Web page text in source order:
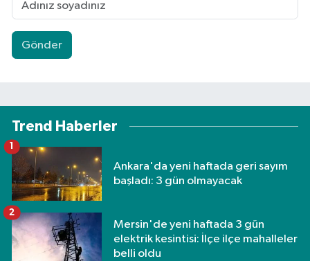
Gönder
Trend Haberler
Ankara'da yeni haftada geri sayım
başladı: 3 gün olmayacak
1
Mersin'de yeni haftada 3 gün
elektrik kesintisi: İlçe ilçe mahalleler
belli oldu
2